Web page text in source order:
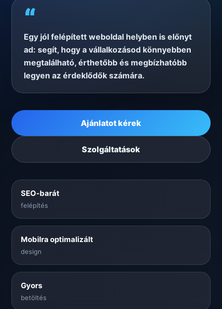
“
Egy jól felépített weboldal helyben is előnyt
ad: segít, hogy a vállalkozásod könnyebben
megtalálható, érthetőbb és megbízhatóbb
legyen az érdeklődők számára.
Ajánlatot kérek
Szolgáltatások
SEO-barát
felépítés
Mobilra optimalizált
design
Gyors
betöltés